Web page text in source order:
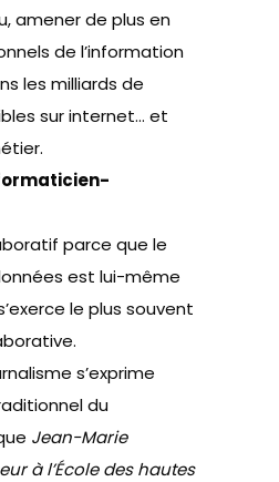
amener de plus en
de l’information
les milliards de
sur internet… et
parce que le
est lui-même
le plus souvent
s’exprime
du
Jean-Marie
à l’École des hautes